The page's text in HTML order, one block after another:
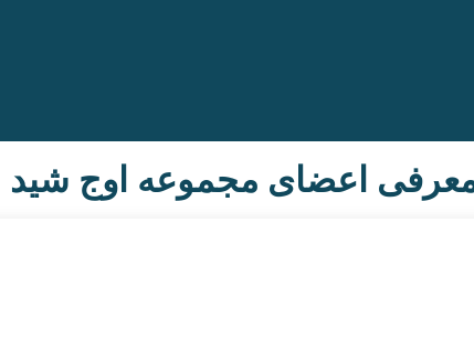
اعضای مجموعه اوج شید